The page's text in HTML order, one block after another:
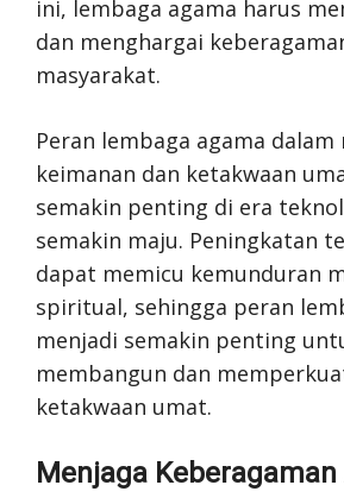
ini, lembaga agama harus
dan menghargai
masyarakat.
Peran lembaga agama
keimanan dan ketakwaan
semakin penting di era
semakin maju. Peningkatan
dapat memicu kemunduran
spiritual, sehingga peran
menjadi semakin penting
membangun dan
ketakwaan umat.
Menjaga